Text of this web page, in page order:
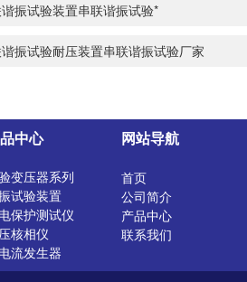
振试验装置串联谐振试验*
振试验耐压装置串联谐振试验厂家
中心
变压器系列
试验装置
保护测试仪
核相仪
流发生器
特性测试仪
网站导航
首页
公司简介
产品中心
联系我们